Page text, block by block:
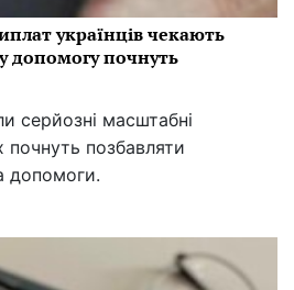
українців чекають
допомогу почнуть
серйозні масштабні
почнуть позбавляти
допомоги.